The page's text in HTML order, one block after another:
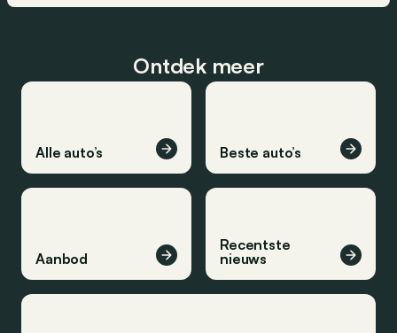
Ontdek meer
Alle auto’s Beste auto’s
Aanbod
Recentste
nieuws